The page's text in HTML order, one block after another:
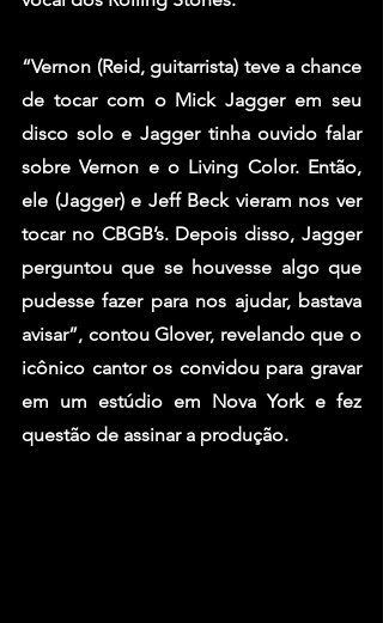
“Vernon (Reid, guitarrista) teve a chance
de tocar com o Mick Jagger em seu
disco solo e Jagger tinha ouvido falar
sobre Vernon e o Living Color. Então,
ele (Jagger) e Jeff Beck vieram nos ver
tocar no CBGB’s. Depois disso, Jagger
perguntou que se houvesse algo que
pudesse fazer para nos ajudar, bastava
avisar”, contou Glover, revelando que o
icônico cantor os convidou para gravar
em um estúdio em Nova York e fez
questão de assinar a produção.